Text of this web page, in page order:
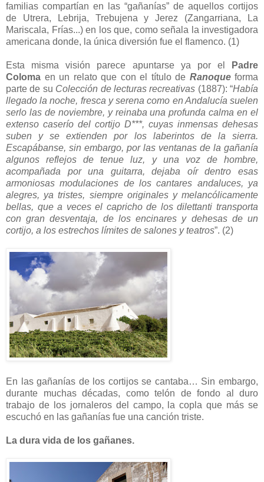
familias compartían en las “gañanías” de aquellos cortijos
de Utrera, Lebrija, Trebujena y Jerez (Zangarriana, La
Mariscala, Frías...) en los que, como señala la investigadora
americana donde, la única diversión fue el flamenco. (1)
Esta misma visión parece apuntarse ya por el
Padre
Coloma en un relato que con el título de Ranoqueforma
parte de su Colección de lecturas recreativas (1887): “Había
llegado la noche, fresca y serena como en Andalucía suelen
serlo las de noviembre, y reinaba una profunda calma en el
extenso caserío del cortijo D***, cuyas inmensas dehesas
suben y se extienden por los laberintos de la sierra.
Escapábanse, sin embargo, por las ventanas de la gañanía
algunos reflejos de tenue luz, y una voz de hombre,
acompañada por una guitarra, dejaba oír dentro esas
armoniosas modulaciones de los cantares andaluces, ya
alegres, ya tristes, siempre originales y melancólicamente
bellas, que a veces el capricho de los dilettanti transporta
con gran desventaja, de los encinares y dehesas de un
cortijo, a los estrechos límites de salones y teatros”. (2)
En las gañanías de los cortijos se cantaba… Sin embargo,
durante muchas décadas, como telón de fondo al duro
trabajo de los jornaleros del campo, la copla que más se
escuchó en las gañanías fue una canción triste.
La dura vida de los gañanes.